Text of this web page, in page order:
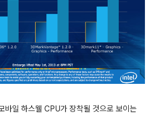
바일 하스웰 CPU가 장착될 것으로 보이는